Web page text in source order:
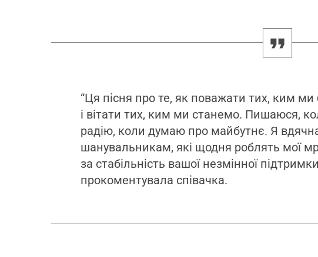
“Ця пісня про те, як поважати тих, ким
і вітати тих, ким ми станемо. Пишаюся,
радію, коли думаю про майбутнє. Я
шанувальникам, які щодня роблять мої
за стабільність вашої незмінної
прокоментувала співачка.